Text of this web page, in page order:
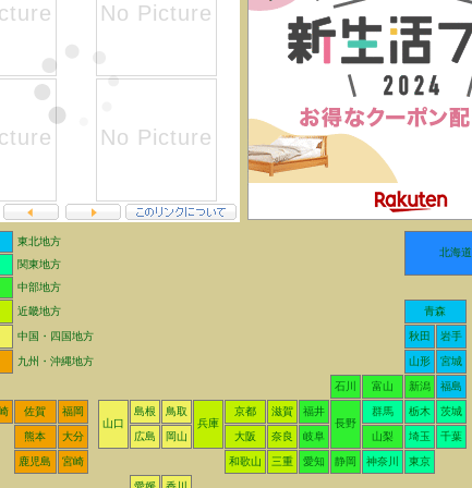
東北地方
北海道
関東地方
中部地方
近畿地方
青森
中国・四国地方 秋田 岩手
九州・沖縄地方 山形 宮城
石川 富山 新潟 福島
佐賀
福岡
山口
島根
鳥取
兵庫
京都 滋賀
福井
長野
群馬 栃木 茨城
熊本 大分 広島 岡山 大阪 奈良 岐阜 山梨 埼玉 千葉
鹿児島 宮崎 和歌山 三重 愛知 静岡 神奈川 東京